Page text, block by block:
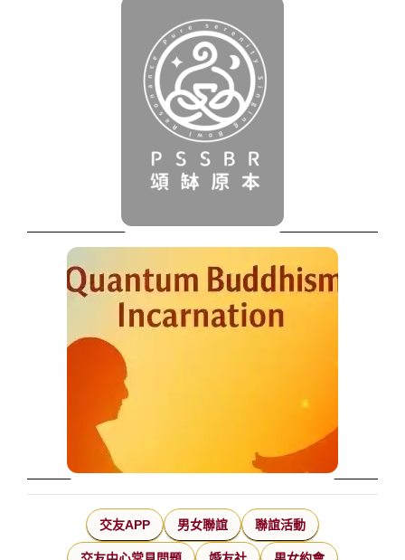
交友APP 男女聯誼 聯誼活動